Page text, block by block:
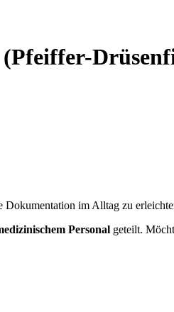
Dokumentation im Alltag zu
Personal geteilt.